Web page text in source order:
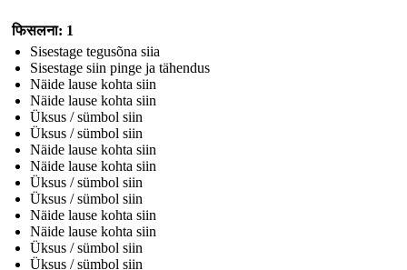
फिसलना: 1
Sisestage tegusõna siia
Sisestage siin pinge ja tähendus
Näide lause kohta siin
Näide lause kohta siin
Üksus / sümbol siin
Üksus / sümbol siin
Näide lause kohta siin
Näide lause kohta siin
Üksus / sümbol siin
Üksus / sümbol siin
Näide lause kohta siin
Näide lause kohta siin
Üksus / sümbol siin
Üksus / sümbol siin